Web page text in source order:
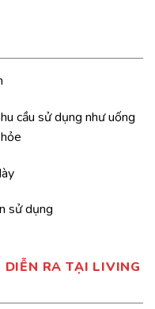
cầu sử dụng như uống
sử dụng
RA TẠI LIVING